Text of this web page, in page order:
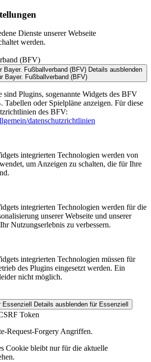
Dienste unserer Webseite
werden.
(BFV)
Bayer. Fußballverband (BFV) Details ausblenden
Bayer. Fußballverband (BFV)
sind Plugins, sogenannte Widgets des BFV
Tabellen oder Spielpläne anzeigen. Für diese
des BFV:
datenschutzrichtlinien
integrierten Technologien werden von
um Anzeigen zu schalten, die für Ihre
integrierten Technologien werden für die
unserer Webseite und unserer
Nutzungserlebnis zu verbessern.
integrierten Technologien müssen für
des Plugins eingesetzt werden. Ein
nicht möglich.
Essenziell Details ausblenden für Essenziell
Token
Request-Forgery Angriffen.
Cookie bleibt nur für die aktuelle